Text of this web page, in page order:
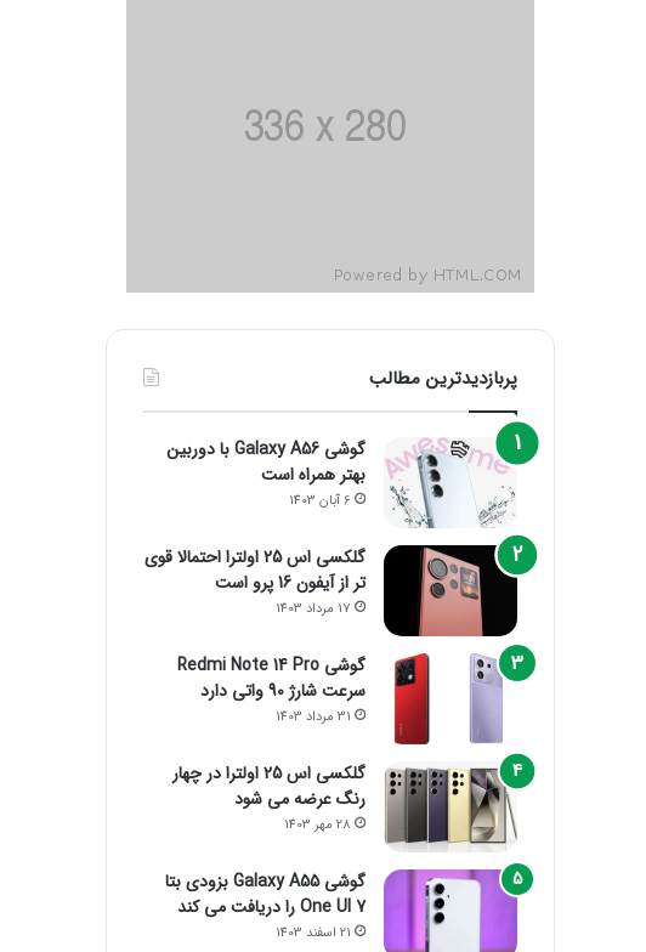
پربازدیدترین مطالب
گوشی Galaxy A56 با دوربین
بهتر همراه است
6 آبان 1403
گلکسی اس 25 اولترا احتمالا قوی
تر از آیفون 16 پرو است
17 مرداد 1403
گوشی Redmi Note 14 Pro
سرعت شارژ 90 واتی دارد
31 مرداد 1403
گلکسی اس 25 اولترا در چهار
رنگ عرضه می شود
28 مهر 1403
گوشی Galaxy A55 بزودی بتا
One UI 7 را دریافت می کند
21 اسفند 1403